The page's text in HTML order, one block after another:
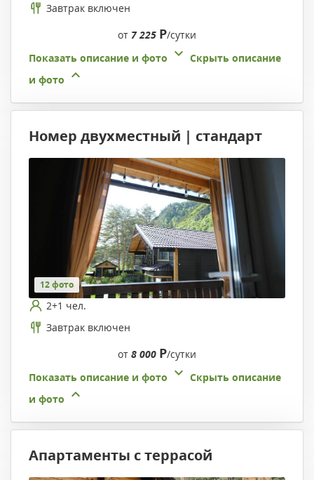
Завтрак включен
от 7 225 Р/сутки
Показать описание и фото
Скрыть описание
и фото
Номер двухместный | стандарт
12 фото
2+1 чел.
Завтрак включен
от 8 000 Р/сутки
Показать описание и фото
Скрыть описание
и фото
Апартаменты с террасой